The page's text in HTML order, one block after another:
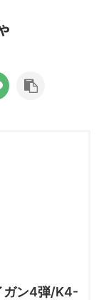
ガン4弾/K4-